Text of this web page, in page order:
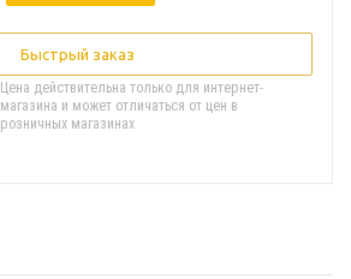
Быстрый заказ
Цена действительна только для интернет-
магазина и может отличаться от цен в
розничных магазинах